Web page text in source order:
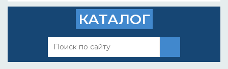
КАТАЛОГ